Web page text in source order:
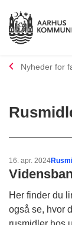
Nyheder for
16. apr. 2024
Her finder du
også se, hvor